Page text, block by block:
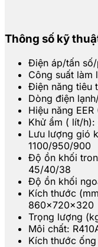
Thông số kỹ
Điện áp/tấn
Công suất
Điện năng tiêu
Dòng điện
Hiệu năng
Khử ẩm ( lít/h):
Lưu lượng gió
1100/950/900
Độ ồn khối
45/40/38
Độ ồn khối
Kích thước
860x720x320
Trọng lượng
Môi chất:
Kích thước